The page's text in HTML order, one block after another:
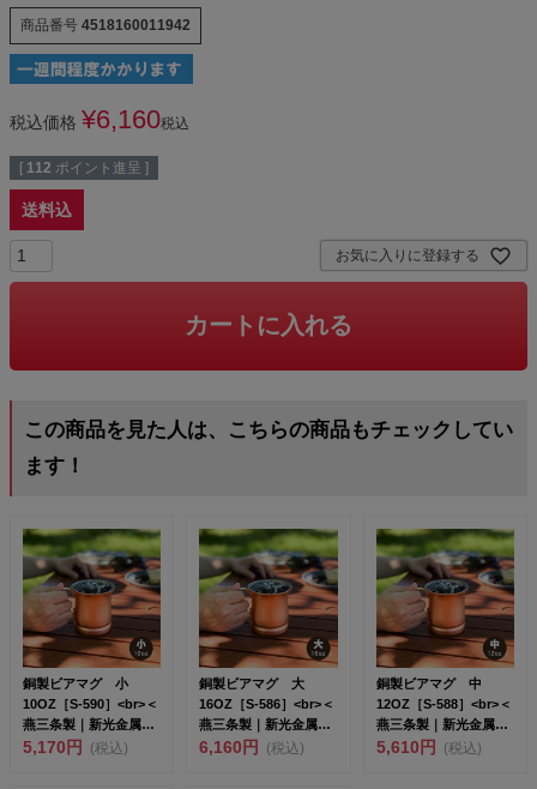
商品番号 4518160011942
税込価格 ¥6,160税込
[ 112 ポイント進呈 ]
送料込
お気に入りに登録する
カートに入れる
この商品を見た人は、こちらの商品もチェックしてい
ます！
銅製ビアマグ 小
10OZ［S-590］<br>＜
燕三条製｜新光金属株
式...
5,170円 (税込)
銅製ビアマグ 大
16OZ［S-586］<br>＜
燕三条製｜新光金属株
式...
6,160円 (税込)
銅製ビアマグ 中
12OZ［S-588］<br>＜
燕三条製｜新光金属株
式...
5,610円 (税込)